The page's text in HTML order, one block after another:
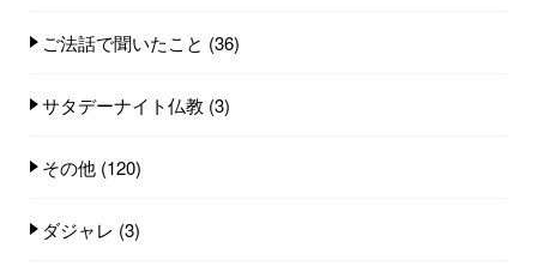
ご法話で聞いたこと (36)
サタデーナイト仏教 (3)
その他 (120)
ダジャレ (3)